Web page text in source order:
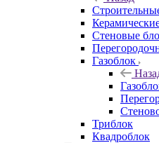
Стеновые
Газоблок
Триблок
Квадроблок